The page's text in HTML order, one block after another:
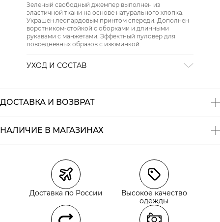
Зеленый свободный джемпер выполнен из
эластичной ткани на основе натурального хлопка.
Украшен леопардовым принтом спереди. Дополнен
воротником-стойкой с оборками и длинными
рукавами с манжетами. Эффектный пуловер для
повседневных образов с изюминкой.
УХОД И СОСТАВ
ДОСТАВКА И ВОЗВРАТ
Курьерская доставка СДЭК
Самовывоз из пункта выдачи СДЭК
Самовывоз из наших магазинов
НАЛИЧИЕ В МАГАЗИНАХ
Доставка по России
Высокое качество
одежды